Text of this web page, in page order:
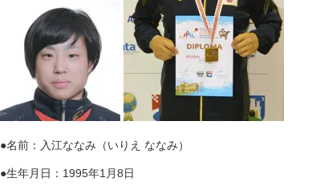
●名前：入江ななみ（いりえ ななみ）
●生年月日：1995年1月8日